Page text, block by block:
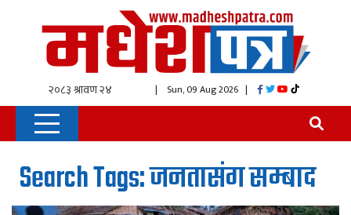
| Sun, 09 Aug 2026 |
Search Tags: जनतासंग सम्बाद